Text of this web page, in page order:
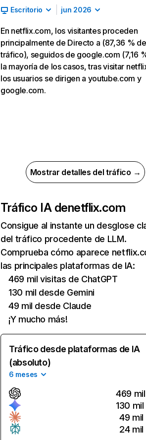
Escritorio jun 2026
En netflix.com, los visitantes proceden
principalmente de Directo a (87,36 % de
tráfico), seguidos de google.com (7,16
la mayoría de los casos, tras visitar
los usuarios se dirigen a youtube.com y
google.com.
Mostrar detalles del tráfico →
Tráfico IA denetflix.com
Consigue al instante un desglose
del tráfico procedente de LLM.
Comprueba cómo aparece
las principales plataformas de IA:
469 mil visitas de ChatGPT
130 mil desde Gemini
49 mil desde Claude
¡Y mucho más!
Tráfico desde plataformas de IA
(absoluto)
6 meses
469 mil
130 mil
49 mil
24 mil